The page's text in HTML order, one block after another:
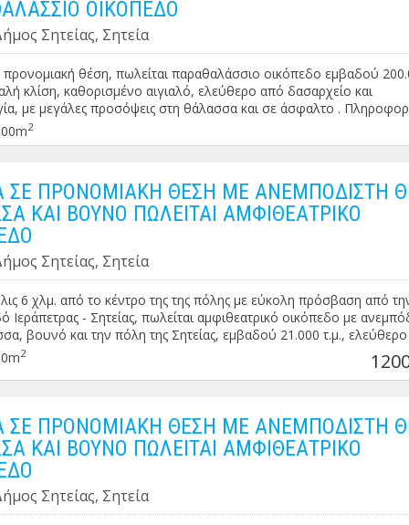
αποθήκη και ξενώνα στον εξωτερικό χώρο (συνολικού
( εμβαδού 40 τ.μ.) . Ο εξωτερικός χώρος είναι διαμορφωμένος
με ΒΒQ . Η βίλα-μεζονέτα ξεχωρίζει για την ιδιαίτερη
της, την καλαισθησία της, για τον εξωτερικό χώρο ο οποίος είναι
για την εξαιρετική-lux κατασκευή της με υψηλής ποιότητας
την ανεμπόδιστη - μαγευτική θέα στο νησί της Σπιναλόγκας, στον
Ελούντας και στην θάλασσα από όλα τα σημεία του ακινήτου . Τιμή:
ΠΕΑ: Δ'
ΟΙΚΟΠΕΔΟ
Σητείας, Σητεία
προνομιακή θέση, πωλείται παραθαλάσσιο οικόπεδο εμβαδού
κλίση, καθορισμένο αιγιαλό, ελεύθερο από δασαρχείο και
με μεγάλες προσόψεις στη θάλασσα και σε άσφαλτο .
κατόπιν ραντεβού . Τιμή: 2.500.000€
2
ΣΕ ΠΡΟΝΟΜΙΑΚΗ ΘΕΣΗ ΜΕ ΑΝΕΜΠΟΔΙΣΤΗ
ΚΑΙ ΒΟΥΝΟ ΠΩΛΕΙΤΑΙ ΑΜΦΙΘΕΑΤΡΙΚΟ
Σητείας, Σητεία
6 χλμ. από το κέντρο της της πόλης με εύκολη πρόσβαση από
Ιεράπετρας - Σητείας, πωλείται αμφιθεατρικό οικόπεδο με
βουνό και την πόλη της Σητείας, εμβαδού 21.000 τ.μ.,
και αρχαιολογία . Κατάλληλο για οποιαδήποτε χρήση . Τιμή :
2
ΣΕ ΠΡΟΝΟΜΙΑΚΗ ΘΕΣΗ ΜΕ ΑΝΕΜΠΟΔΙΣΤΗ
ΚΑΙ ΒΟΥΝΟ ΠΩΛΕΙΤΑΙ ΑΜΦΙΘΕΑΤΡΙΚΟ
Σητείας, Σητεία